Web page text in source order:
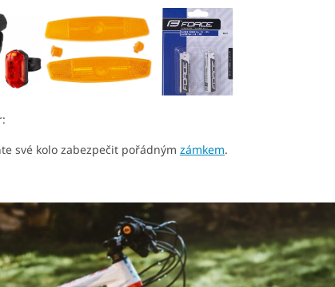
své kolo zabezpečit pořádným zámkem.